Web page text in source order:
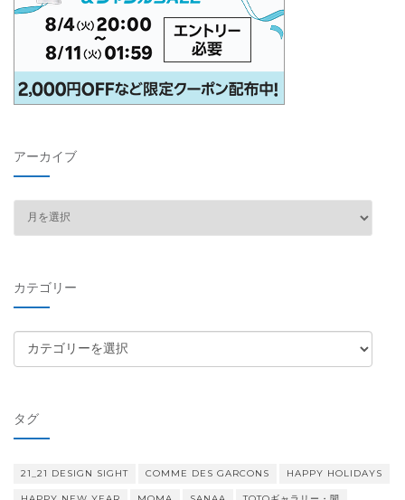
アーカイブ
ブ
カテゴリー
テ
ー
タグ
21_21 DESIGN SIGHT COMME DES GARCONS HAPPY HOLIDAYS